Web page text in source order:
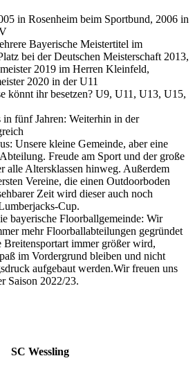
in Rosenheim beim Sportbund, 2006 in
Bayerische Meistertitel im
bei der Deutschen Meisterschaft 2013,
2019 im Herren Kleinfeld,
2020 in der U11
könnt ihr besetzen? U9, U11, U13, U15,
fünf Jahren: Weiterhin in der
Unsere kleine Gemeinde, aber eine
Freude am Sport und der große
alle Altersklassen hinweg. Außerdem
Vereine, die einen Outdoorboden
Zeit wird dieser auch noch
Cup.
bayerische Floorballgemeinde: Wir
mehr Floorballabteilungen gegründet
Breitensportart immer größer wird,
im Vordergrund bleiben und nicht
aufgebaut werden.Wir freuen uns
Saison 2022/23.
SC Wessling